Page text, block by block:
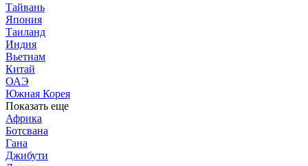
Тайвань
Япония
Таиланд
Индия
Вьетнам
Китай
ОАЭ
Южная Корея
Показать еще
Африка
Ботсвана
Гана
Джибути